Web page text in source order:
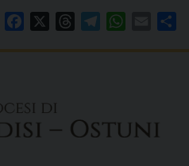
FacebookThreadsTelegram Email